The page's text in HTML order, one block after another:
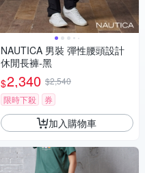
NAUTICA 男裝 彈性腰頭設計
休閒長褲-黑
$2,340 $2,540
限時下殺
券
加入購物車